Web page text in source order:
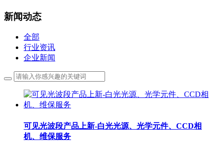
新闻动态
全部
行业资讯
企业新闻
可见光波段产品上新-白光光源、光学元件、CCD相
机、维保服务